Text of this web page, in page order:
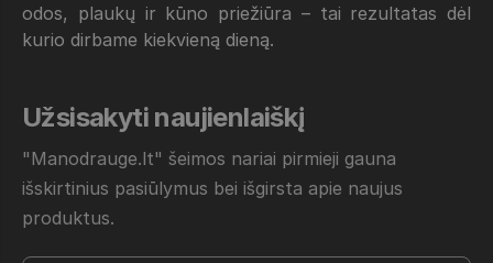
odos, plaukų ir kūno priežiūra – tai rezultatas dėl
kurio dirbame kiekvieną dieną.
Užsisakyti naujienlaiškį
"Manodrauge.lt" šeimos nariai pirmieji gauna
išskirtinius pasiūlymus bei išgirsta apie naujus
produktus.